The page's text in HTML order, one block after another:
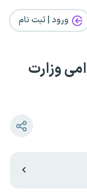
ورود | ثبت‌ نام
وزارت